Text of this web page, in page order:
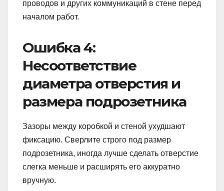
проводов и других коммуникаций в стене перед
началом работ.
Ошибка 4:
Несоответствие
диаметра отверстия и
размера подрозетника
Зазоры между коробкой и стеной ухудшают
фиксацию. Сверлите строго под размер
подрозетника, иногда лучше сделать отверстие
слегка меньше и расширять его аккуратно
вручную.